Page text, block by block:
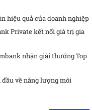
hiệu quả của doanh nghiệp
Private kết nối giá trị gia
nhận giải thưởng Top
về năng lượng môi